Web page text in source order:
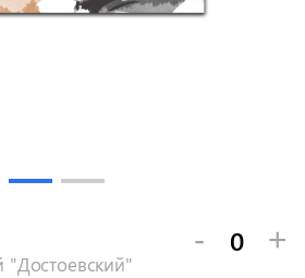
"Достоевский"
- +